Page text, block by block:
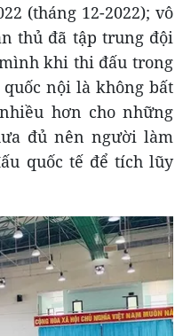
(tháng 12-2022); vô
thủ đã tập trung đội
khi thi đấu trong
nội là không bất
hơn cho những
đủ nên người làm
quốc tế để tích lũy